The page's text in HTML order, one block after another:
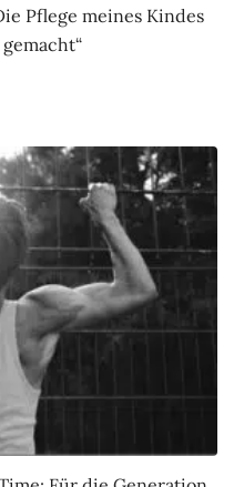
Pflege meines Kindes